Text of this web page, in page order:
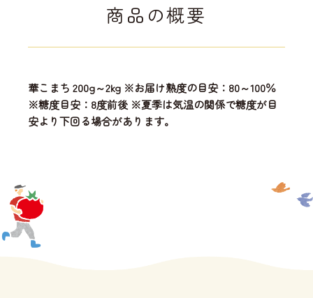
商品の概要
華こまち 200g～2kg ※お届け熟度の目安：80～100％
※糖度目安：8度前後 ※夏季は気温の関係で糖度が目
安より下回る場合があります。